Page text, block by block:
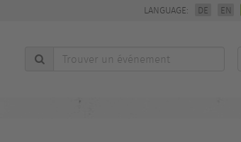
LANGUAGE: DE EN
Trouver